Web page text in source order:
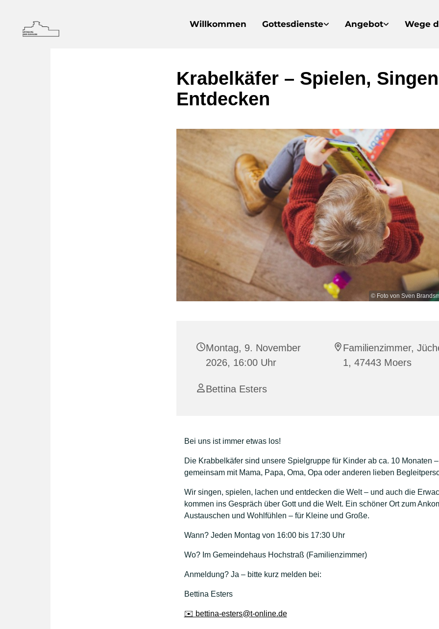
Willkommen Gottesdienste Angebot Wege
Krabelkäfer – Spielen,
Entdecken
© Foto von Sven
Montag, 9. November
2026, 16:00 Uhr
Familienzimmer,
1, 47443 Moers
Bettina Esters
Bei uns ist immer etwas los!
Die Krabbelkäfer sind unsere Spielgruppe für Kinder ab ca. 10 Monaten –
gemeinsam mit Mama, Papa, Oma, Opa oder anderen lieben
Wir singen, spielen, lachen und entdecken die Welt – und auch die
kommen ins Gespräch über Gott und die Welt. Ein schöner Ort zum
Austauschen und Wohlfühlen – für Kleine und Große.
Wann? Jeden Montag von 16:00 bis 17:30 Uhr
Wo? Im Gemeindehaus Hochstraß (Familienzimmer)
Anmeldung? Ja – bitte kurz melden bei:
Bettina Esters
✉️ bettina-esters@t-online.de